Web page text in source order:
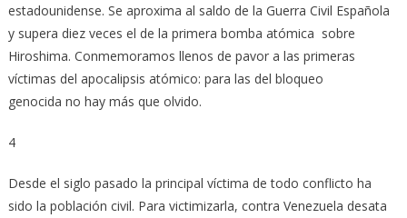
estadounidense. Se aproxima al saldo de la Guerra Civil Española
y supera diez veces el de la primera bomba atómica sobre
Hiroshima. Conmemoramos llenos de pavor a las primeras
víctimas del apocalipsis atómico: para las del bloqueo
genocida no hay más que olvido.
4
Desde el siglo pasado la principal víctima de todo conflicto ha
sido la población civil. Para victimizarla, contra Venezuela desata